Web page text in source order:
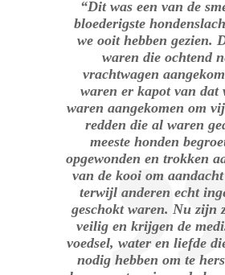
“Dit was een van de
bloederigste
we ooit hebben gezien.
waren die ochtend
vrachtwagen
waren er kapot van dat
waren aangekomen om
redden die al waren
meeste honden
opgewonden en trokken
van de kooi om
terwijl anderen echt
geschokt waren. Nu zijn
veilig en krijgen de
voedsel, water en liefde
nodig hebben om te